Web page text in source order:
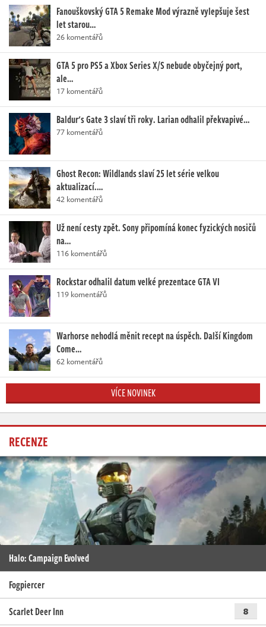
Fanouškovský GTA 5 Remake Mod výrazně vylepšuje šest
let starou…
26 komentářů
GTA 5 pro PS5 a Xbox Series X/S nebude obyčejný port,
ale…
17 komentářů
Baldur's Gate 3 slaví tři roky. Larian odhalil překvapivé…
77 komentářů
Ghost Recon: Wildlands slaví 25 let série velkou
aktualizací.…
42 komentářů
Už není cesty zpět. Sony připomíná konec fyzických nosičů
na…
116 komentářů
Rockstar odhalil datum velké prezentace GTA VI
119 komentářů
Warhorse nehodlá měnit recept na úspěch. Další Kingdom
Come…
62 komentářů
VÍCE NOVINEK
RECENZE
Halo: Campaign Evolved
Fogpiercer
Scarlet Deer Inn
8